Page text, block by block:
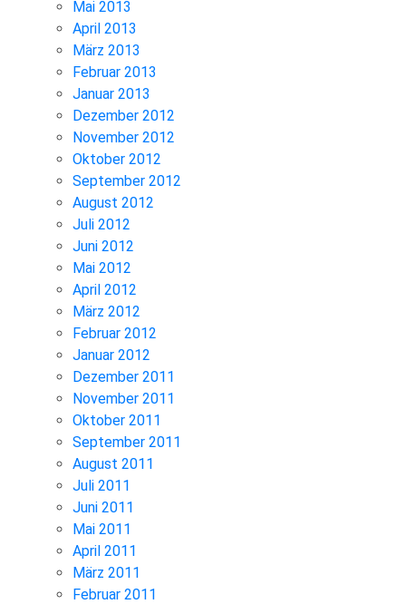
Mai 2013
April 2013
März 2013
Februar 2013
Januar 2013
Dezember 2012
November 2012
Oktober 2012
September 2012
August 2012
Juli 2012
Juni 2012
Mai 2012
April 2012
März 2012
Februar 2012
Januar 2012
Dezember 2011
November 2011
Oktober 2011
September 2011
August 2011
Juli 2011
Juni 2011
Mai 2011
April 2011
März 2011
Februar 2011